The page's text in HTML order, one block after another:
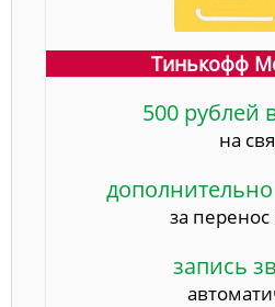
Тинькофф
500 рублей
на
за
запись